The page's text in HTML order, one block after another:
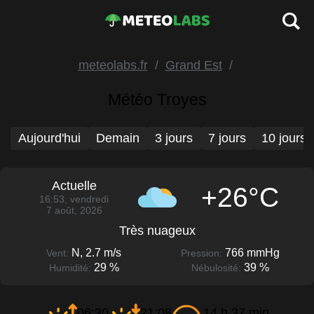
meteolabs.fr Grand Est
Météo Troyes
Aujourd'hui Demain 3 jours 7 jours 10 jours
Actuelle
16:53, vendredi
7 août, 2026
+26°C
Très nuageux
Vent: N, 2.7 m/s Pression: 766 mmHg
Humidité: 29 % Nébulosité: 39 %